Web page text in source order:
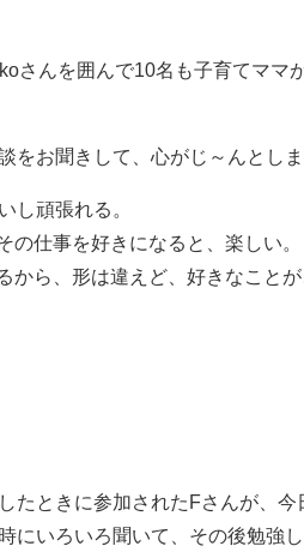
さんを囲んで10名も子育てママ
をお聞きして、心がじ～んとしま
し頑張れる。
仕事を好きになると、楽しい。
ら、形は違えど、好きなこと
たときに参加されたFさんが、今
にいろいろ聞いて、その後勉強